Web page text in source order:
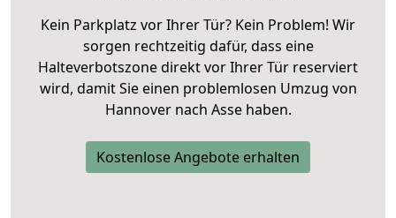
Kein Parkplatz vor Ihrer Tür? Kein Problem! Wir
sorgen rechtzeitig dafür, dass eine
Halteverbotszone direkt vor Ihrer Tür reserviert
wird, damit Sie einen problemlosen Umzug von
Hannover nach Asse haben.
Kostenlose Angebote erhalten